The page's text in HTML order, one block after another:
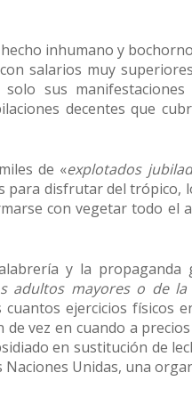
inhumano y
salarios muy
sus
decentes que
de «explotados
para disfrutar del trópico,
con vegetar todo el
y la
adultos mayores o de
ejercicios físicos
de vez en cuando a
en sustitución de
Unidas, una